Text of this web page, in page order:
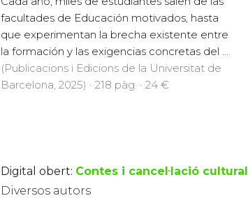
facultades de Educación motivados, hasta
que experimentan la brecha existente entre
la formación y las exigencias concretas del ...
(Publicacions i Edicions de la Universitat de
Barcelona, 2025) · 218 pàg. · 24 €
Digital obert: Contes i cancel·lació cultural
Diversos autors